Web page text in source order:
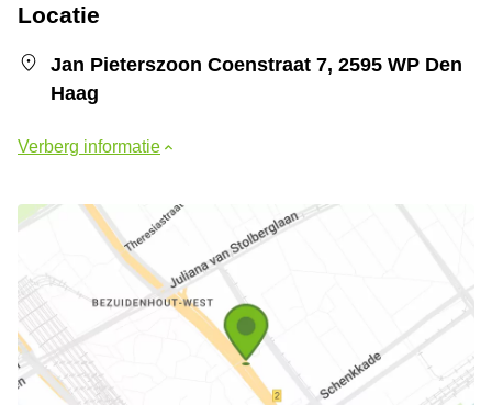
Locatie
Jan Pieterszoon Coenstraat 7, 2595 WP Den
Haag
Verberg informatie